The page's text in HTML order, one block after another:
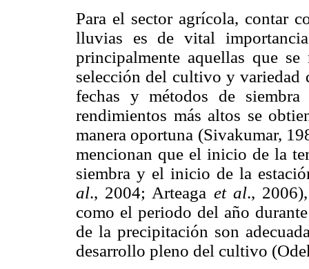
Para el sector agrícola, contar
lluvias es de vital
principalmente aquellas que
selección del cultivo y variedad
fechas y métodos de
rendimientos más altos se
manera oportuna (Sivakumar,
mencionan que el inicio de la
siembra y el inicio de la
al., 2004; Arteaga et al.,
como el periodo del año
de la precipitación son
desarrollo pleno del cultivo